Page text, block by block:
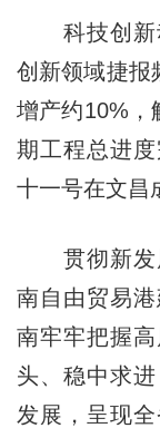
科技创新
创新领域捷
增产约10%，
期工程总进
十一号在文
贯彻新发
南自由贸易
南牢牢把握
头、稳中求
发展，呈现